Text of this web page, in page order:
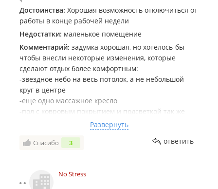
Достоинства: Хорошая возможность отключиться от
работы в конце рабочей недели
Недостатки: маленькое помещение
Комментарий: задумка хорошая, но хотелось-бы
чтобы внесли некоторые изменения, которые
сделают отдых более комфортным:
-звездное небо на весь потолок, а не небольшой
круг в центре
-еще одно массажное кресло
-пол с ковровым покрытием и подсветкой так же
было бы удобнее на все свободное пространство в
комнате, а не маленький пятачок
Развернуть
Спасибо 3 ответить
No Stress